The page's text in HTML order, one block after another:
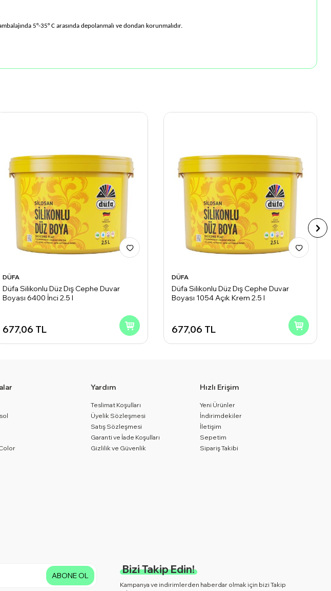
5°-35° C arasında depolanmalı ve dondan korunmalıdır.
DÜFA
Düfa Silikonlu Düz Dış Cephe Duvar
Boyası 6400 İnci 2.5 l
677,06 TL
DÜFA
Düfa Silikonlu Düz Dış Cephe Duvar
Boyası 1054 Açık Krem 2.5 l
677,06 TL
Yardım
Teslimat Koşulları
Üyelik Sözleşmesi
Satış Sözleşmesi
Garanti ve İade Koşulları
Gizlilik ve Güvenlik
Hızlı Erişim
Yeni Ürünler
İndirimdekiler
İletişim
Sepetim
Sipariş Takibi
ABONE OL Bizi Takip Edin!
Kampanya ve indirimlerden haberdar olmak için bizi Takip